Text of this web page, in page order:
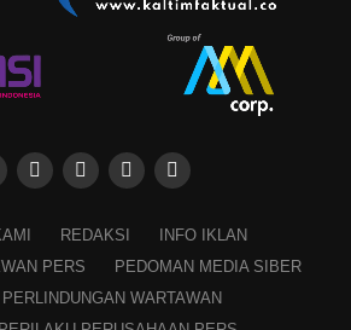
REDAKSI
INFO IKLAN
PERS
PEDOMAN MEDIA SIBER
WARTAWAN